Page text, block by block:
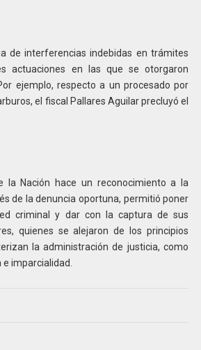
de interferencias indebidas en trámites
actuaciones en las que se otorgaron
ejemplo, respecto a un procesado por
el fiscal Pallares Aguilar precluyó el
la Nación hace un reconocimiento a la
de la denuncia oportuna, permitió poner
criminal y dar con la captura de sus
quienes se alejaron de los principios
la administración de justicia, como
imparcialidad.